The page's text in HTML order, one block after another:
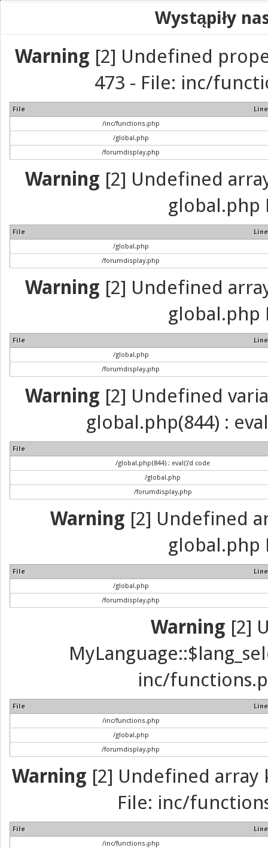
Wystąpiły
Warning [2] Undefined
473 - File: inc/
File
Line
/inc/functions.php
/global.php
/forumdisplay.php
Warning [2] Undefined
global.php
File
Line
/global.php
/forumdisplay.php
Warning [2] Undefined
global.php
File
Line
/global.php
/forumdisplay.php
Warning [2] Undefined
global.php(844) :
File
/global.php(844) : eval()'d code
/global.php
/forumdisplay.php
Warning [2] Undefined
global.php
File
Line
/global.php
/forumdisplay.php
Warning [2]
inc/
File
Line
/inc/functions.php
/global.php
/forumdisplay.php
Warning [2] Undefined array
File: inc/
File
Line
/inc/functions.php